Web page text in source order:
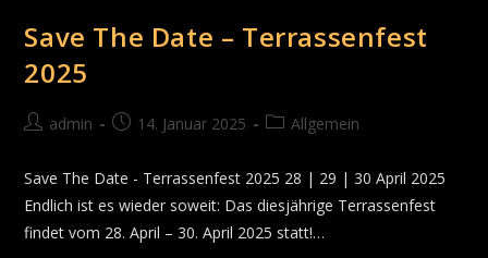
Save The Date – Terrassenfest
2025
admin 14. Januar 2025 Allgemein
Save The Date - Terrassenfest 2025 28 | 29 | 30 April 2025
Endlich ist es wieder soweit: Das diesjährige Terrassenfest
findet vom 28. April – 30. April 2025 statt!…